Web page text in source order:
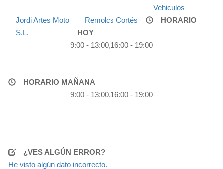
Vehiculos
Jordi Artes Moto
S.L.
Remolcs Cortés
HORARIO
HOY
9:00 - 13:00,16:00 - 19:00
HORARIO MAÑANA
9:00 - 13:00,16:00 - 19:00
¿VES ALGÚN ERROR?
He visto algún dato incorrecto.